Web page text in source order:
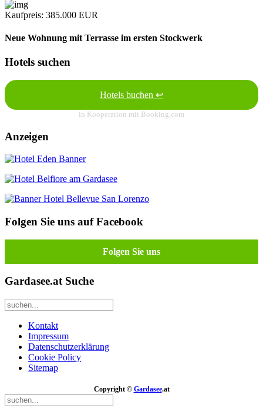
Kaufpreis: 385.000 EUR
Neue Wohnung mit Terrasse im ersten Stockwerk
Hotels suchen
Hotels buchen ↩
in Kooperation mit Booking.com
Anzeigen
Folgen Sie uns auf Facebook
Folgen Sie uns
Gardasee.at Suche
Kontakt
Impressum
Datenschutzerklärung
Cookie Policy
Sitemap
Copyright © Gardasee.at